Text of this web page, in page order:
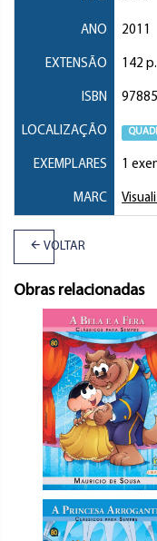
ANO 2011
EXTENSÃO 142 p.
ISBN
LOCALIZAÇÃO
EXEMPLARES 1
MARC
VOLTAR
Obras relacionadas